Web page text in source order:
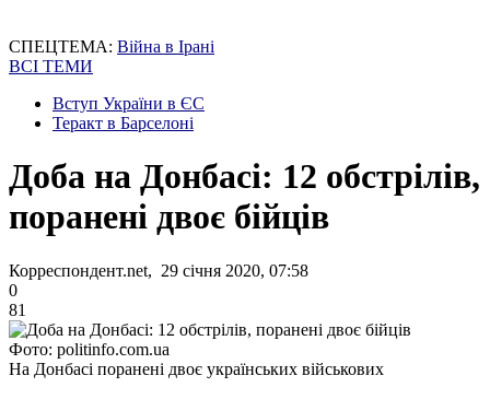
СПЕЦТЕМА: Війна в Ірані
ВСІ ТЕМИ
Вступ України в ЄС
Теракт в Барселоні
Доба на Донбасі: 12 обстрілів,
поранені двоє бійців
Корреспондент.net, 29 січня 2020, 07:58
0
81
Фото: politinfo.com.ua
На Донбасі поранені двоє українських військових